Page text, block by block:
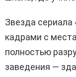
Звезда сериала
кадрами с
полностью
заведения —